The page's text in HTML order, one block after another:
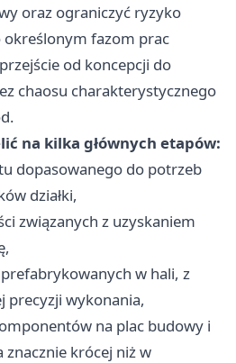
oraz ograniczyć ryzyko
określonym fazom prac
od koncepcji do
chaosu charakterystycznego
na kilka głównych etapów:
dopasowanego do potrzeb
działki,
związanych z uzyskaniem
w hali, z
precyzji wykonania,
na plac budowy i
krócej niż w